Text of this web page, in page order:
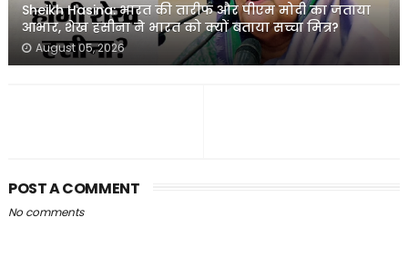
Sheikh Hasina: भारत की तारीफ और पीएम मोदी का जताया
आभार, शेख हसीना ने भारत को क्यों बताया सच्चा मित्र?
August 05, 2026
POST A COMMENT
No comments